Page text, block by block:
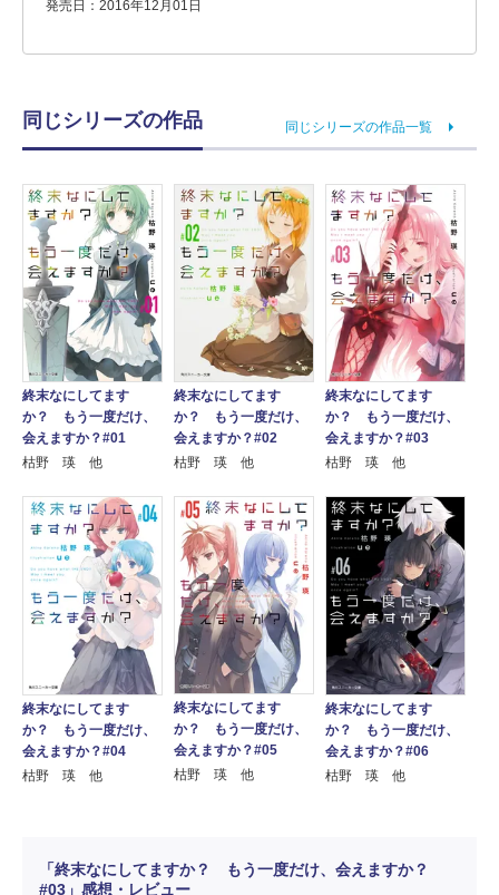
発売日：2016年12月01日
同じシリーズの作品 同じシリーズの作品一覧
終末なにしてます
か？ もう一度だけ、
会えますか？#01
枯野 瑛 他
終末なにしてます
か？ もう一度だけ、
会えますか？#02
枯野 瑛 他
終末なにしてます
か？ もう一度だけ、
会えますか？#03
枯野 瑛 他
終末なにしてます
か？ もう一度だけ、
会えますか？#04
枯野 瑛 他
終末なにしてます
か？ もう一度だけ、
会えますか？#05
枯野 瑛 他
終末なにしてます
か？ もう一度だけ、
会えますか？#06
枯野 瑛 他
「終末なにしてますか？ もう一度だけ、会えますか？
#03」感想・レビュー